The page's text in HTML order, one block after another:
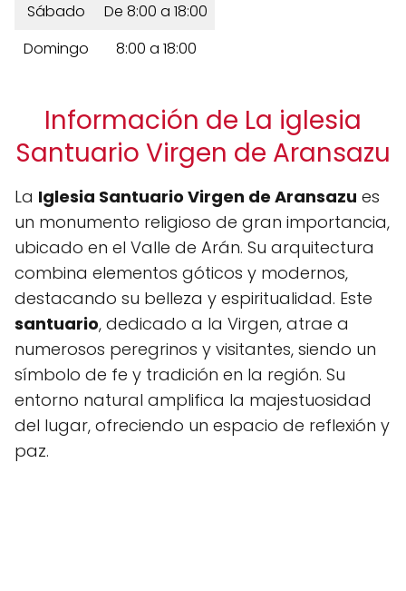
Sábado
De 8:00 a 18:00
Domingo
8:00 a 18:00
Información de La iglesia
Santuario Virgen de Aransazu
La Iglesia Santuario Virgen de Aransazu es
un monumento religioso de gran importancia,
ubicado en el Valle de Arán. Su arquitectura
combina elementos góticos y modernos,
destacando su belleza y espiritualidad. Este
santuario, dedicado a la Virgen, atrae a
numerosos peregrinos y visitantes, siendo un
símbolo de fe y tradición en la región. Su
entorno natural amplifica la majestuosidad
del lugar, ofreciendo un espacio de reflexión y
paz.